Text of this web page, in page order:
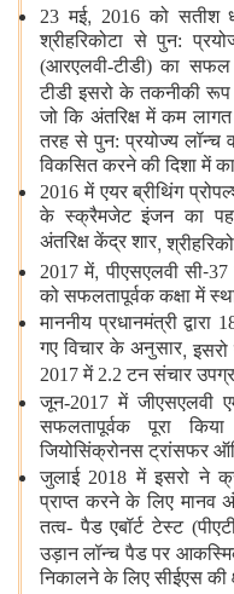
23 मई, 2016 को सतीश
श्रीहरिकोटा से पुन:
(आरएलवी-टीडी) का सफल
टीडी इसरो के तकनीकी
जो कि अंतरिक्ष में कम
तरह से पुन: प्रयोज्य लॉन्च
विकसित करने की दिशा में
2016 में एयर ब्रीथिंग
के स्क्रैमजेट इंजन का
अंतरिक्ष केंद्र शार,
2017 में,पीएसएलवी सी-37
को सफलतापूर्वक कक्षा में
माननीय प्रधानमंत्री
गए विचार के अनुसार,
2017 में 2.2 टन संचार
जून-2017 में जीएसएलवी
सफलतापूर्वक पूरा
जियोसिंक्रोनस ट्रांसफर
जुलाई 2018 में इसरो ने
प्राप्त करने के लिए मानव
तत्व- पैड एबॉर्ट टेस्ट
उड़ान लॉन्च पैड पर
निकालने के लिए सीईएस की